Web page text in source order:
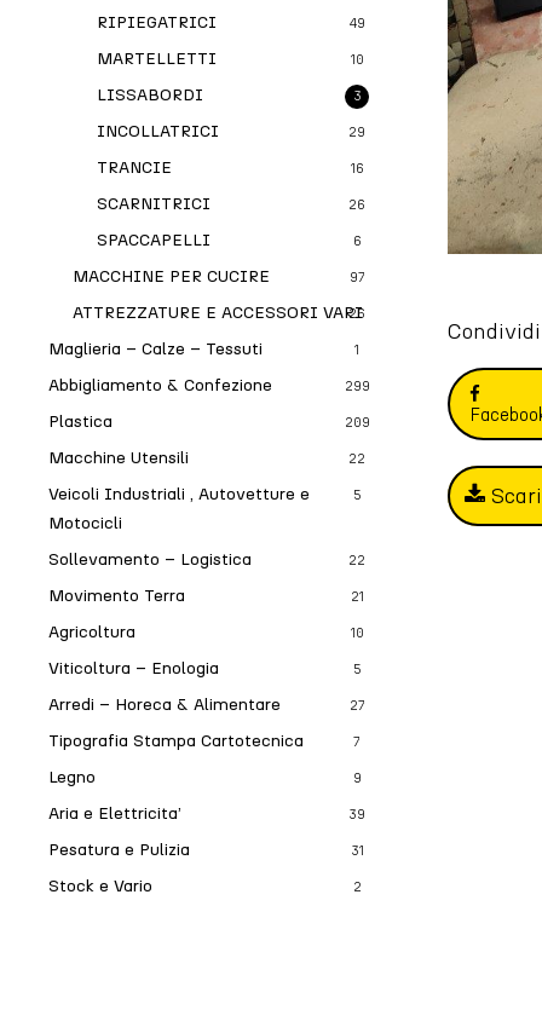
RIPIEGATRICI 49
MARTELLETTI 10
LISSABORDI 3
INCOLLATRICI 29
TRANCIE 16
SCARNITRICI 26
SPACCAPELLI 6
MACCHINE PER CUCIRE 97
ATTREZZATURE E ACCESSORI VARI
26
Maglieria – Calze – Tessuti 1
Abbigliamento & Confezione 299
Plastica 209
Macchine Utensili 22
Veicoli Industriali , Autovetture e
Motocicli
5
Sollevamento – Logistica 22
Movimento Terra 21
Agricoltura 10
Viticoltura – Enologia 5
Arredi – Horeca & Alimentare 27
Tipografia Stampa Cartotecnica 7
Legno 9
Aria e Elettricita’ 39
Pesatura e Pulizia 31
Stock e Vario 2